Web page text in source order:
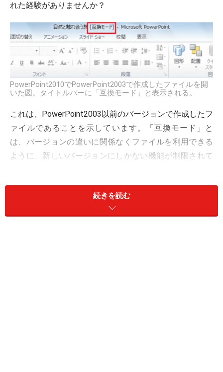
れた経験がありませんか？
PowerPoint2010でPowerPoint2003で作成したファイルを開
いた図。タイトルバーに「互換モード」と表示される。
これは、PowerPoint2003以前のバージョンで作成したフ
ァイルであることを示しています。「互換モード」と
は、バージョンの違いに関係なくファイルを利用できる
ように、新しいバージョンにしかない機能が制限されて
スライドを見るだけなら互換モードのままでも問題あり
ませんが、スライドを編集するときには互換モードでは
続きを読む